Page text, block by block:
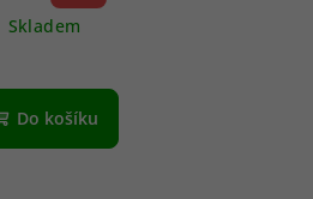
Skladem
Do košíku